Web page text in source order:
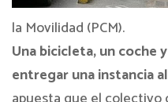
la Movilidad (PCM).
Una bicicleta, un coche
entregar una instancia